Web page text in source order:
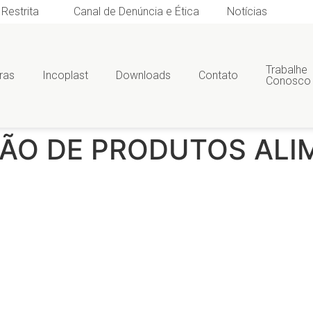
Canal de Denúncia e Ética Notícias
Incoplast Downloads Contato
Trabalhe
Conosco
DE PRODUTOS